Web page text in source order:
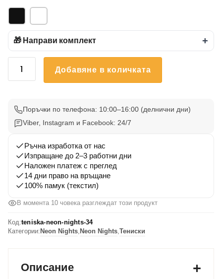
🎁 Направи комплект +
количество
печат
neon
34
Добавяне в количката
Поръчки по телефона: 10:00–16:00 (делнични дни)
Viber, Instagram и Facebook: 24/7
Ръчна изработка от нас
Изпращане до 2–3 работни дни
Наложен платеж с преглед
14 дни право на връщане
100% памук (текстил)
В момента 10 човека разглеждат този продукт
Код:teniska-neon-nights-34
Категории: Neon Nights, Neon Nights,Тениски
Описание